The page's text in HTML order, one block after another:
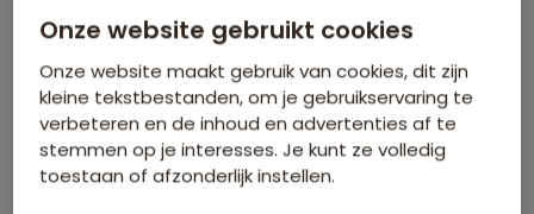
Wanneer kan ik het beste een reis
boeken?
Kan ik ook eerst een optie nemen op een
reis?
Onze website gebruikt cookies
Onze website maakt gebruik van cookies, dit zijn
kleine tekstbestanden, om je gebruikservaring te
verbeteren en de inhoud en advertenties af te
stemmen op je interesses. Je kunt ze volledig
toestaan of afzonderlijk instellen.